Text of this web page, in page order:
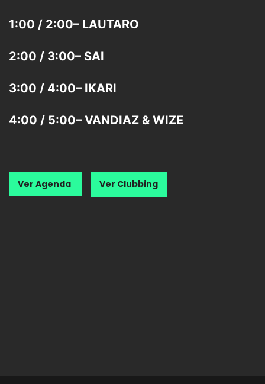
1:00 / 2:00– LAUTARO
2:00 / 3:00– SAI
3:00 / 4:00– IKARI
4:00 / 5:00– VANDIAZ & WIZE
Ver Agenda Ver Clubbing